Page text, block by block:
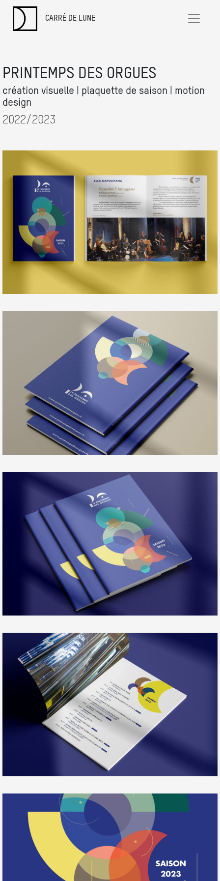
CARRÉ DE LUNE
PRINTEMPS DES ORGUES
création visuelle | plaquette de saison | motion
design
2022/2023